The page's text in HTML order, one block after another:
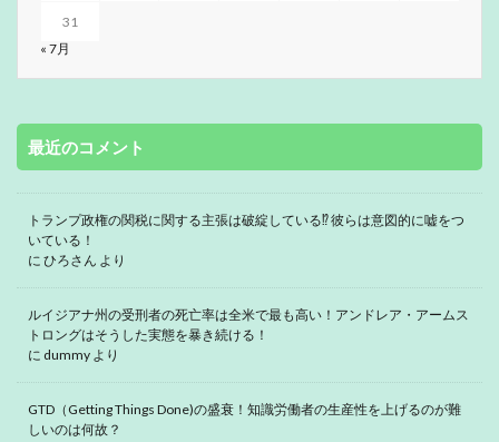
31
« 7月
最近のコメント
トランプ政権の関税に関する主張は破綻している⁉ 彼らは意図的に嘘をつ
いている！
に ひろさん より
ルイジアナ州の受刑者の死亡率は全米で最も高い！アンドレア・アームス
トロングはそうした実態を暴き続ける！
に dummy より
GTD（Getting Things Done)の盛衰！知識労働者の生産性を上げるのが難
しいのは何故？